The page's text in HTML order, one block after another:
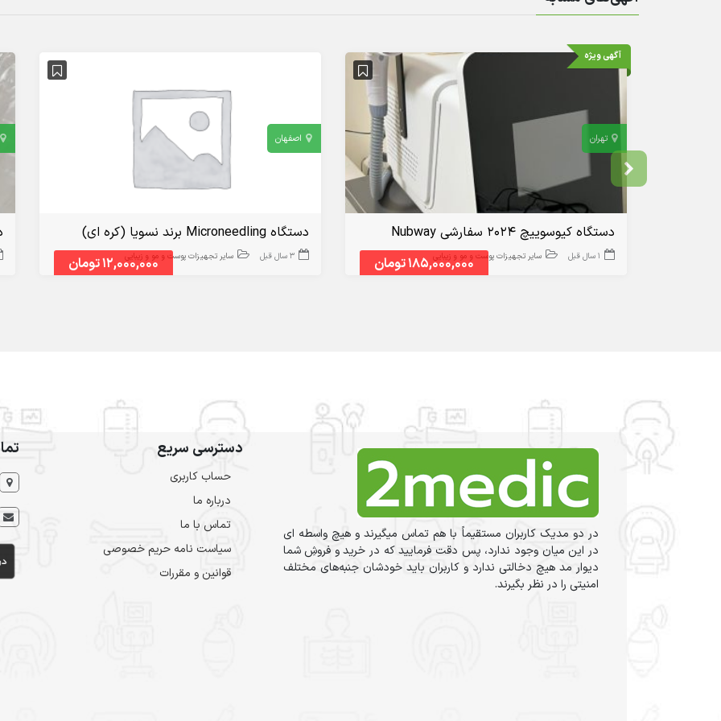
آگهی ویژه
تهران
185,000,000 تومان
دستگاه کیوسوییچ ۲۰۲۴ سفارشی Nubway
1 سال قبل سایر تجهیزات پوست و مو و زیبایی
اصفهان
12,000,000 تومان
دستگاه Microneedling برند نسویا (کره ای)
3 سال قبل سایر تجهیزات پوست و مو و زیبایی
در دو مدیک کاربران مستقیماً با هم تماس میگیرند و هیچ واسطه ای
در این میان وجود ندارد، پس دقت فرمایید که در خرید و فروشِ شما
دیوار مد هیچ دخالتی ندارد و کاربران باید خودشان جنبه‌های مختلف
امنیتی را در نظر بگیرند.
دسترسی سریع
حساب کاربری
درباره ما
تماس با ما
سیاست نامه حریم خصوصی
قوانین و مقررات